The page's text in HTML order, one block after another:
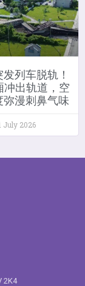
列车脱轨！
冲出轨道，空
弥漫刺鼻气味
July 2026
2K4